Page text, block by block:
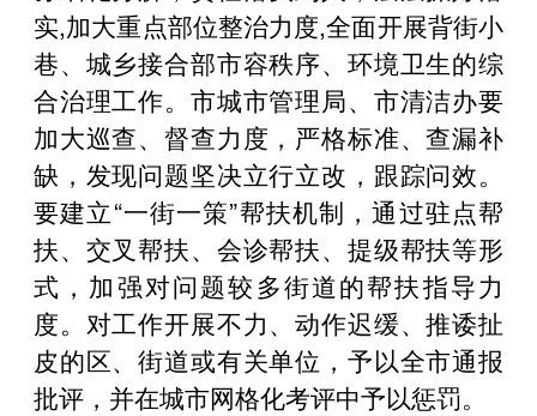
实,加大重点部位整治力度,全面开展背街小
巷、城乡接合部市容秩序、环境卫生的综
合治理工作。市城市管理局、市清洁办要
加大巡查、督查力度，严格标准、查漏补
缺，发现问题坚决立行立改，跟踪问效。
要建立“一街一策”帮扶机制，通过驻点帮
扶、交叉帮扶、会诊帮扶、提级帮扶等形
式，加强对问题较多街道的帮扶指导力
度。对工作开展不力、动作迟缓、推诿扯
皮的区、街道或有关单位，予以全市通报
批评，并在城市网格化考评中予以惩罚。